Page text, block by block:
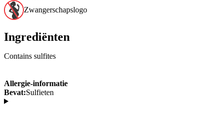
Zwangerschapslogo
Ingrediënten
Contains sulfites
Allergie-informatie
Bevat:Sulfieten